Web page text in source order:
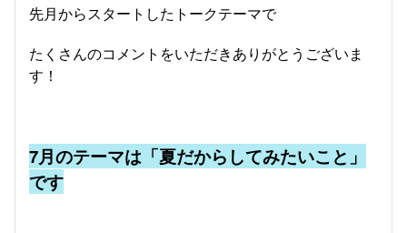
先月からスタートしたトークテーマで
たくさんのコメントをいただきありがとうございま
す！
7月のテーマは「夏だからしてみたいこと」
です